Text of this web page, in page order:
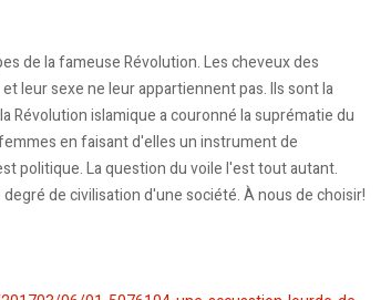
de la fameuse Révolution. Les cheveux des
leur sexe ne leur appartiennent pas. Ils sont la
Révolution islamique a couronné la suprématie du
en faisant d'elles un instrument de
politique. La question du voile l'est tout autant.
de civilisation d'une société. À nous de choisir!